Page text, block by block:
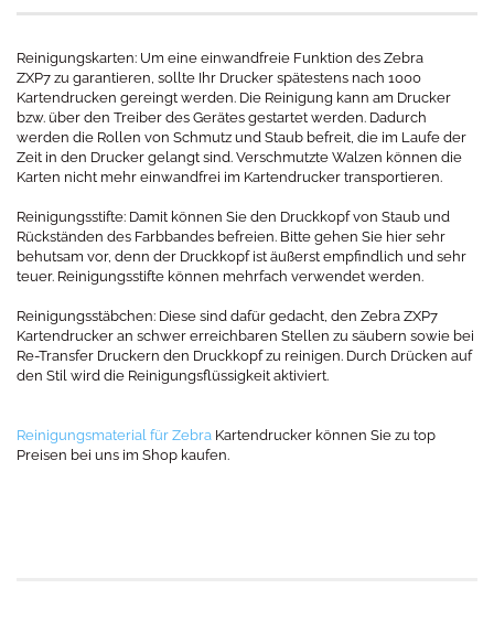
Reinigungskarten: Um eine einwandfreie Funktion des Zebra
ZXP7 zu garantieren, sollte Ihr Drucker spätestens nach 1000
Kartendrucken gereingt werden. Die Reinigung kann am Drucker
bzw. über den Treiber des Gerätes gestartet werden. Dadurch
werden die Rollen von Schmutz und Staub befreit, die im Laufe der
Zeit in den Drucker gelangt sind. Verschmutzte Walzen können die
Karten nicht mehr einwandfrei im Kartendrucker transportieren.
Reinigungsstifte: Damit können Sie den Druckkopf von Staub und
Rückständen des Farbbandes befreien. Bitte gehen Sie hier sehr
behutsam vor, denn der Druckkopf ist äußerst empfindlich und sehr
teuer. Reinigungsstifte können mehrfach verwendet werden.
Reinigungsstäbchen: Diese sind dafür gedacht, den Zebra ZXP7
Kartendrucker an schwer erreichbaren Stellen zu säubern sowie bei
Re-Transfer Druckern den Druckkopf zu reinigen. Durch Drücken auf
den Stil wird die Reinigungsflüssigkeit aktiviert.
Reinigungsmaterial für Zebra Kartendrucker können Sie zu top
Preisen bei uns im Shop kaufen.